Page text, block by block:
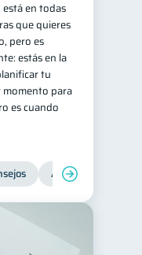
en todas
que quieres
pero es
estás en la
tu
momento para
es cuando
Ahorro